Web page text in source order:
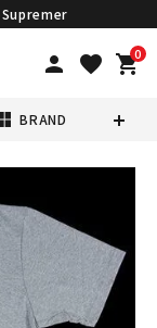
Supremer
person favorite 0
shopping_cart
BRAND